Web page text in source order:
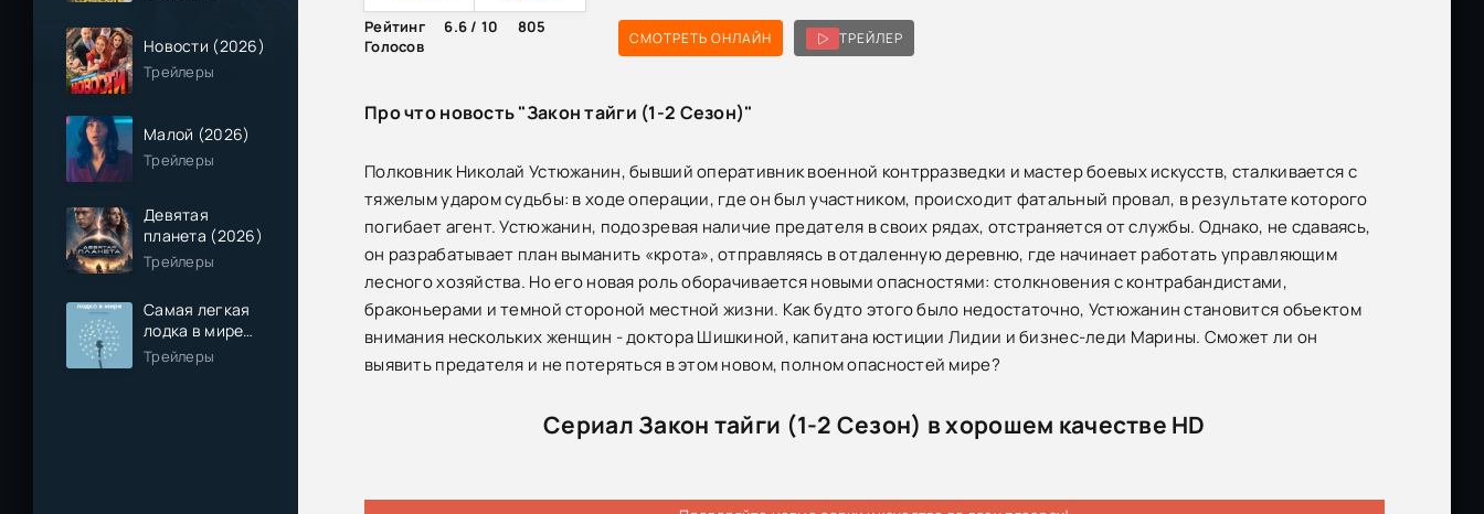
Новости (2026)
Трейлеры
Малой (2026)
Трейлеры
Девятая
планета (2026)
Трейлеры
Самая легкая
лодка в мире
(2026)
Трейлеры
Рейтинг
6.6 / 10
805
Голосов
СМОТРЕТЬ ОНЛАЙН ТРЕЙЛЕР
Про что новость "Закон тайги (1-2 Сезон)"
Полковник Николай Устюжанин, бывший оперативник военной контрразведки и мастер боевых искусств, сталкивается с
тяжелым ударом судьбы: в ходе операции, где он был участником, происходит фатальный провал, в результате которого
погибает агент. Устюжанин, подозревая наличие предателя в своих рядах, отстраняется от службы. Однако, не сдаваясь,
он разрабатывает план выманить «крота», отправляясь в отдаленную деревню, где начинает работать управляющим
лесного хозяйства. Но его новая роль оборачивается новыми опасностями: столкновения с контрабандистами,
браконьерами и темной стороной местной жизни. Как будто этого было недостаточно, Устюжанин становится объектом
внимания нескольких женщин - доктора Шишкиной, капитана юстиции Лидии и бизнес-леди Марины. Сможет ли он
выявить предателя и не потеряться в этом новом, полном опасностей мире?
Сериал Закон тайги (1-2 Сезон) в хорошем качестве HD